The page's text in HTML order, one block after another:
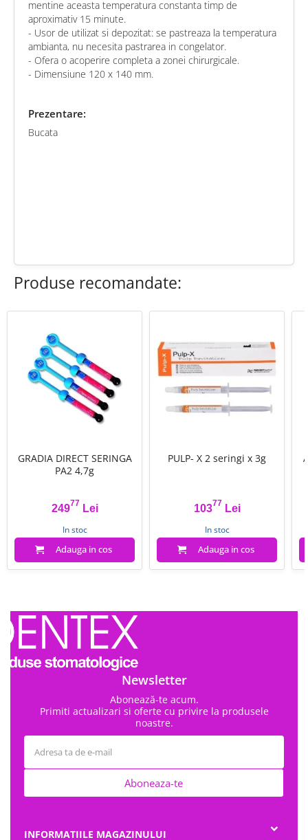
mentine aceasta temperatura constanta timp de
aproximativ 15 minute.
- Usor de utilizat si depozitat: se pastreaza la temperatura
ambianta, nu necesita pastrarea in congelator.
- Ofera o acoperire completa a zonei chirurgicale.
- Dimensiune 120 x 140 mm.
Prezentare:
Bucata
Produse recomandate:
GRADIA DIRECT SERINGA
PA2 4,7g
Pret
24977 Lei
In stoc
Adauga in cos
PULP- X 2 seringi x 3g
Pret
10377 Lei
In stoc
Adauga in cos
Aboneaza-te
Newsletter
Abonează-te acum.
Primiti actualizari si oferte cu privire la produsele
noastre.
INFORMATIILE MAGAZINULUI